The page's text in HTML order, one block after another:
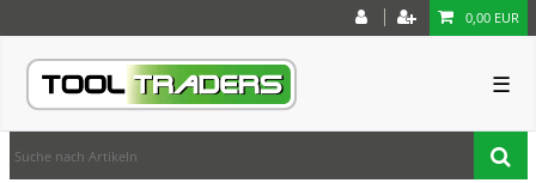
0,00 EUR
☰